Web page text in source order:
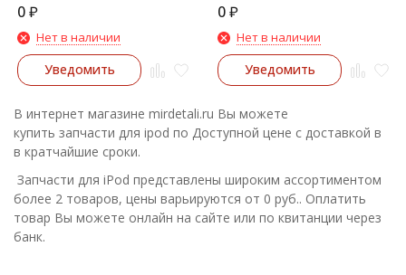
0₽
Нет в наличии
Уведомить
0₽
Нет в наличии
Уведомить
В интернет магазине mirdetali.ru Вы можете
купить запчасти для ipod по Доступной цене с доставкой в
в кратчайшие сроки.
Запчасти для iPod представлены широким ассортиментом
более 2 товаров, цены варьируются от 0 руб.. Оплатить
товар Вы можете онлайн на сайте или по квитанции через
банк.